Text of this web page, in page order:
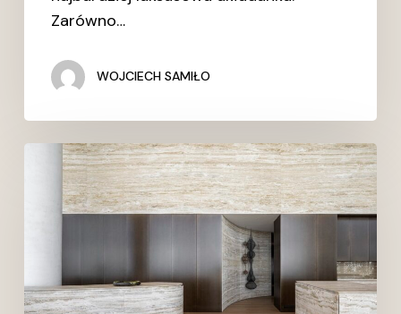
Zarówno…
WOJCIECH SAMIŁO
Deska
drewniana